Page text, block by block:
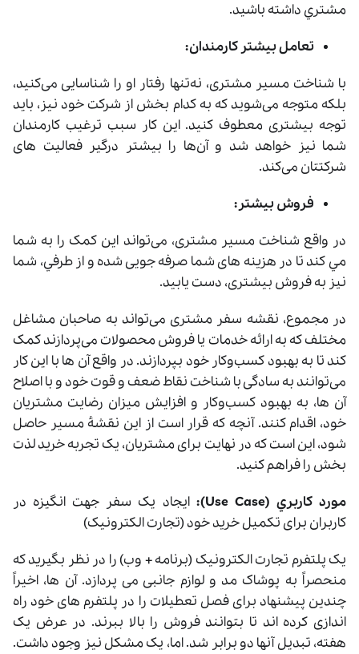
مشتر‌ي داشته باشید.
تعامل بیشتر کارمندان:
با شناخت مسیر مشتری، نه‌تنها رفتار او را شناسایی می‌کنید،
بلکه متوجه می‌شوید که به کدام بخش از شرکت خود نیز، باید
توجه بیشتری معطوف کنید. این کار سبب ترغیب کارمندان
شما نیز خواهد شد و آن‌ها را بیشتر درگیر فعالیت ‌های
شرکتتان می‌کند.
فروش بیشتر:
در واقع شناخت مسیر مشتری، می‌تواند این کمک را به شما
مي کند تا در هزینه ‌های شما صرفه‌ جویی شده و از طرفي، شما
نيز به فروش بیشتری، دست یابید.
در مجموع، نقشه سفر مشتری می‌تواند به صاحبان مشاغل
مختلف که به ارائه خدمات یا فروش محصولات می‌پردازند کمک
کند تا به بهبود کسب‌وکار خود بپردازند. در واقع آن‌ ها با این کار
می‌توانند به سادگی با شناخت نقاط ضعف و قوت خود و با اصلاح
آن ها، به بهبود کسب‌وکار و افزایش میزان رضایت مشتریان
خود، اقدام کنند. آنچه که قرار است از این نقشۀ مسیر حاصل
شود، این است که در نهایت برای مشتریان، یک تجربه خرید لذت‌
بخش را فراهم کنید.
مورد کاربري (Use Case):
ايجاد یک سفر جهت انگیزه در
کاربران برای تکمیل خرید خود (تجارت الکترونیک)
یک پلتفرم تجارت الکترونیک (برنامه + وب) را در نظر بگيريد که
منحصراً به پوشاک مد و لوازم جانبی می پردازد. آن ها، اخیراً
چندین پیشنهاد برای فصل تعطیلات را در پلتفرم‌ های خود راه
‌اندازی کرده ‌اند تا بتوانند فروش را بالا ببرند. در عرض یک
هفته، تبدیل آنها دو برابر شد. اما، یک مشکل نیز وجود داشت.